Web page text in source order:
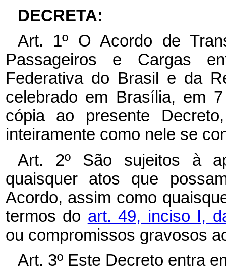
DECRETA:
Art. 1º O Acordo de
Passageiros e Cargas
Federativa do Brasil e da
celebrado em Brasília, em
cópia ao presente
inteiramente como nele se
Art. 2º São sujeitos à
quaisquer atos que
Acordo, assim como
termos do art. 49, inciso I,
ou compromissos gravosos
Art. 3º Este Decreto entra